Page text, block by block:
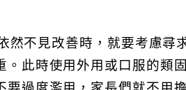
不見改善時，就要考慮尋
此時使用外用或口服的類